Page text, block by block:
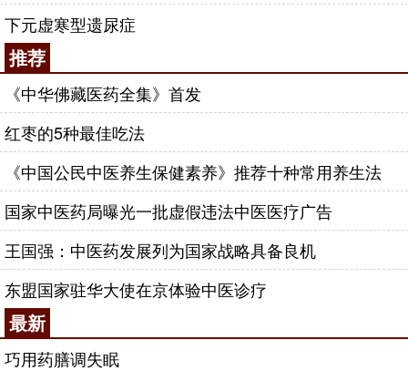
下元虚寒型遗尿症
推荐
《中华佛藏医药全集》首发
红枣的5种最佳吃法
《中国公民中医养生保健素养》推荐十种常用养生法
国家中医药局曝光一批虚假违法中医医疗广告
王国强：中医药发展列为国家战略具备良机
东盟国家驻华大使在京体验中医诊疗
最新
巧用药膳调失眠